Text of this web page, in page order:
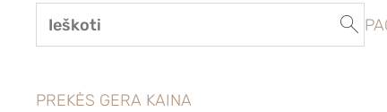
PREKĖS GERA KAINA